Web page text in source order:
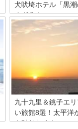
犬吠埼ホテル「黒
すぎる！
千葉県を訪れたら、是
いのが銚子市の「絶
ル」最上階にある温泉
を堪能できます。潮風
BGMに、白亜時代前期
す天然温泉に浸かりな
癒しませんか？
九十九里＆銚子エ
い旅館8選！太平洋
を独り占め！